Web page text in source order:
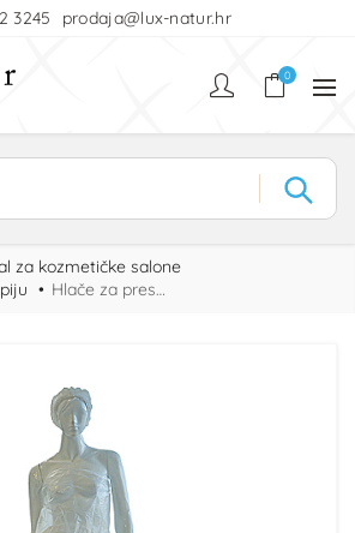
3245 prodaja@lux-natur.hr
0
za kozmetičke salone
Hlače za presoterapiju zatvorene